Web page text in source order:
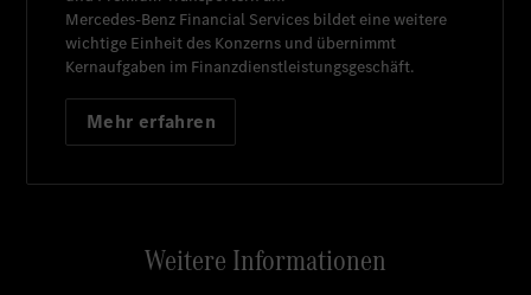
Mercedes-Benz Financial Services bildet eine weitere
wichtige Einheit des Konzerns und übernimmt
Kernaufgaben im Finanzdienstleistungsgeschäft.
Mehr erfahren
Weitere Informationen